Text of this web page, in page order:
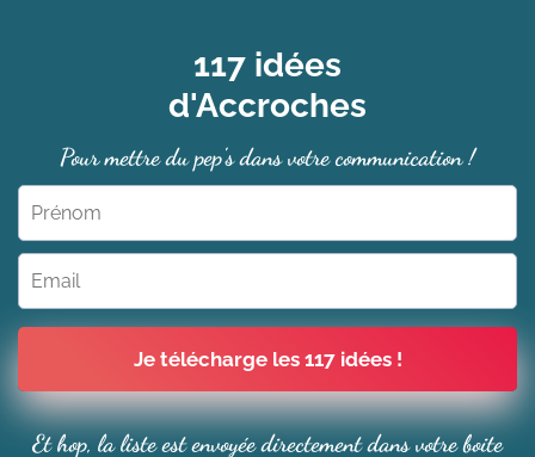
117 idées
d'Accroches
Pour mettre du pep's dans votre communication !
Je télécharge les 117 idées !
Et hop, la liste est envoyée directement dans votre boite